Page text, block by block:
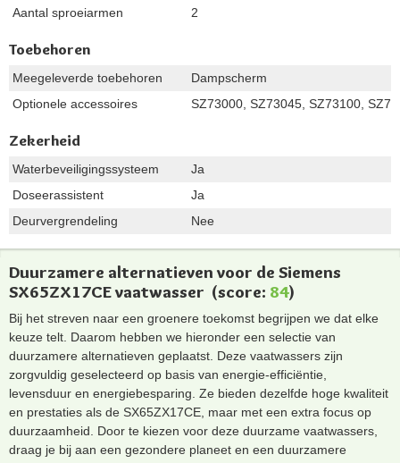
Aantal sproeiarmen
2
Toebehoren
Meegeleverde toebehoren
Dampscherm
Optionele accessoires
SZ73000, SZ73045, SZ73100,
Zekerheid
Waterbeveiligingssysteem
Ja
Doseerassistent
Ja
Deurvergrendeling
Nee
Duurzamere alternatieven voor de Siemens
SX65ZX17CE vaatwasser (score: 84)
Bij het streven naar een groenere toekomst begrijpen we dat elke
keuze telt. Daarom hebben we hieronder een selectie van
duurzamere alternatieven geplaatst. Deze vaatwassers zijn
zorgvuldig geselecteerd op basis van energie-efficiëntie,
levensduur en energiebesparing. Ze bieden dezelfde hoge kwaliteit
en prestaties als de SX65ZX17CE, maar met een extra focus op
duurzaamheid. Door te kiezen voor deze duurzame vaatwassers,
draag je bij aan een gezondere planeet en een duurzamere